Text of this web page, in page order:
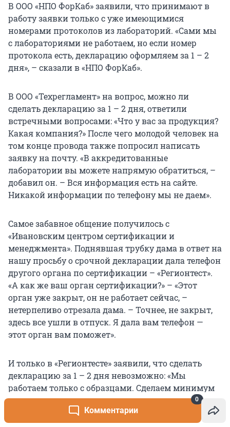
Комментарии
0
В ООО «НПО ФорКаб» заявили, что принимают в
работу заявки только с уже имеющимися
номерами протоколов из лабораторий. «Сами мы
с лабораториями не работаем, но если номер
протокола есть, декларацию оформляем за 1 – 2
дня», – сказали в «НПО ФорКаб».
В ООО «Техрегламент» на вопрос, можно ли
сделать декларацию за 1 – 2 дня, ответили
встречными вопросами: «Что у вас за продукция?
Какая компания?» После чего молодой человек на
том конце провода также попросил написать
заявку на почту. «В аккредитованные
лаборатории вы можете напрямую обратиться, –
добавил он. – Вся информация есть на сайте.
Никакой информации по телефону мы не даем».
Самое забавное общение получилось с
«Ивановским центром сертификации и
менеджмента». Поднявшая трубку дама в ответ на
нашу просьбу о срочной декларации дала телефон
другого органа по сертификации – «Регионтест».
«А как же ваш орган сертификации?» – «Этот
орган уже закрыт, он не работает сейчас, –
нетерпеливо отрезала дама. – Точнее, не закрыт,
здесь все ушли в отпуск. Я дала вам телефон —
этот орган вам поможет».
И только в «Регионтесте» заявили, что сделать
декларацию за 1 – 2 дня невозможно: «Мы
работаем только с образцами. Сделаем минимум
за 5 дней».